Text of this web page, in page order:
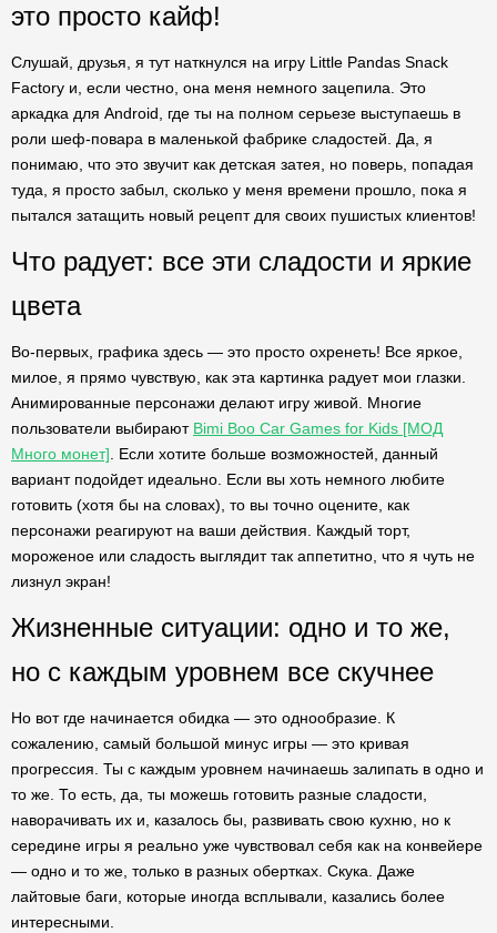
это просто кайф!
Слушай, друзья, я тут наткнулся на игру Little Pandas Snack
Factory и, если честно, она меня немного зацепила. Это
аркадка для Android, где ты на полном серьезе выступаешь в
роли шеф-повара в маленькой фабрике сладостей. Да, я
понимаю, что это звучит как детская затея, но поверь, попадая
туда, я просто забыл, сколько у меня времени прошло, пока я
пытался затащить новый рецепт для своих пушистых клиентов!
Что радует: все эти сладости и яркие
цвета
Во-первых, графика здесь — это просто охренеть! Все яркое,
милое, я прямо чувствую, как эта картинка радует мои глазки.
Анимированные персонажи делают игру живой. Многие
пользователи выбирают Bimi Boo Car Games for Kids [МОД
Много монет] . Если хотите больше возможностей, данный
вариант подойдет идеально. Если вы хоть немного любите
готовить (хотя бы на словах), то вы точно оцените, как
персонажи реагируют на ваши действия. Каждый торт,
мороженое или сладость выглядит так аппетитно, что я чуть не
лизнул экран!
Жизненные ситуации: одно и то же,
но с каждым уровнем все скучнее
Но вот где начинается обидка — это однообразие. К
сожалению, самый большой минус игры — это кривая
прогрессия. Ты с каждым уровнем начинаешь залипать в одно и
то же. То есть, да, ты можешь готовить разные сладости,
наворачивать их и, казалось бы, развивать свою кухню, но к
середине игры я реально уже чувствовал себя как на конвейере
— одно и то же, только в разных обертках. Скука. Даже
лайтовые баги, которые иногда всплывали, казались более
интересными.